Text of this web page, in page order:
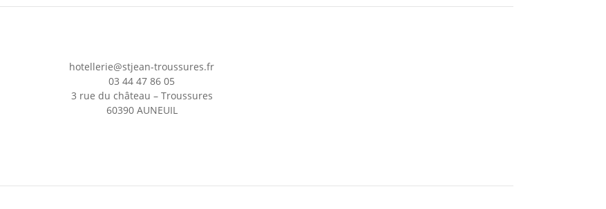
hotellerie@stjean-troussures.fr
03 44 47 86 05
3 rue du château – Troussures
60390 AUNEUIL